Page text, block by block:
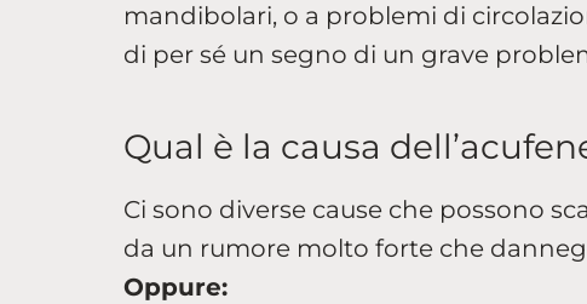
mandibolari, o a problemi di
di per sé un segno di un grave
Qual è la causa
Ci sono diverse cause che possono
da un rumore molto forte che
Oppure: